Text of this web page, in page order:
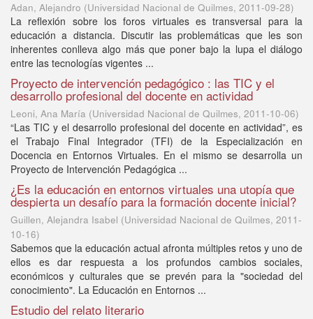
Adan, Alejandro (Universidad Nacional de Quilmes, 2011-09-28)
La reflexión sobre los foros virtuales es transversal para la
educación a distancia. Discutir las problemáticas que les son
inherentes conlleva algo más que poner bajo la lupa el diálogo
entre las tecnologías vigentes ...
Proyecto de intervención pedagógico : las TIC y el
desarrollo profesional del docente en actividad
Leoni, Ana María (Universidad Nacional de Quilmes, 2011-10-06)
“Las TIC y el desarrollo profesional del docente en actividad”, es
el Trabajo Final Integrador (TFI) de la Especialización en
Docencia en Entornos Virtuales. En el mismo se desarrolla un
Proyecto de Intervención Pedagógica ...
¿Es la educación en entornos virtuales una utopía que
despierta un desafío para la formación docente inicial?
Guillen, Alejandra Isabel (Universidad Nacional de Quilmes, 2011-
10-16)
Sabemos que la educación actual afronta múltiples retos y uno de
ellos es dar respuesta a los profundos cambios sociales,
económicos y culturales que se prevén para la "sociedad del
conocimiento". La Educación en Entornos ...
Estudio del relato literario